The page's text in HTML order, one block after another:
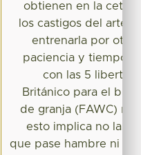
obtienen en la
los castigos del arte
entrenarla por
paciencia y tiempo,
con las 5
Británico para el
de granja (FAWC)
esto implica no
que pase hambre ni